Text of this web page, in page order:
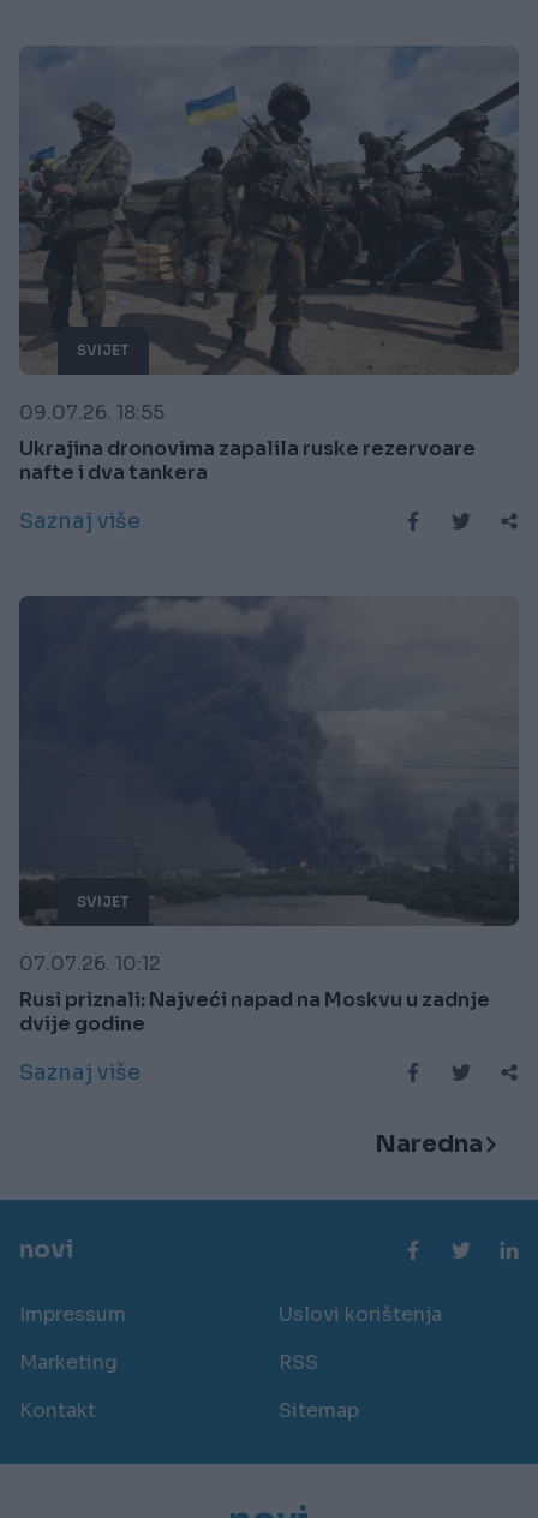
SVIJET
09.07.26. 18:55
Ukrajina dronovima zapalila ruske rezervoare
nafte i dva tankera
Saznaj više
SVIJET
07.07.26. 10:12
Rusi priznali: Najveći napad na Moskvu u zadnje
dvije godine
Saznaj više
Naredna
novi
Impressum
Uslovi korištenja
Marketing
RSS
Kontakt
Sitemap